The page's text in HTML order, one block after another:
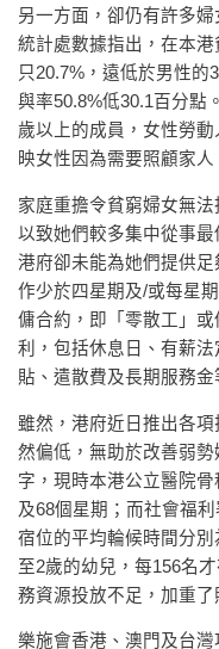
另一方面，卻仍有許多
統計處數據指出，在本
只20.7%，遠低於男性的
與率50.8%低30.1百分點
歲以上的成員，女性勞
映女性因為需要照顧家人
家庭重擔令貧窮婦女無
以致她們較多集中從事最
港府卻未能為她們提供
作少於四星期及/或每星
傭合約，即「零散工」
利，包括休息日、有薪
貼、遣散費及長期服務金
雖然，港府近日推出各
然偏低，無助於改善弱
字，現時本港公立醫院
及68個星期；而社會福
宿位的平均輪候時間分
至2歲的幼兒，每156名
務資源投放不足，加重了
樂施會香港、澳門及台